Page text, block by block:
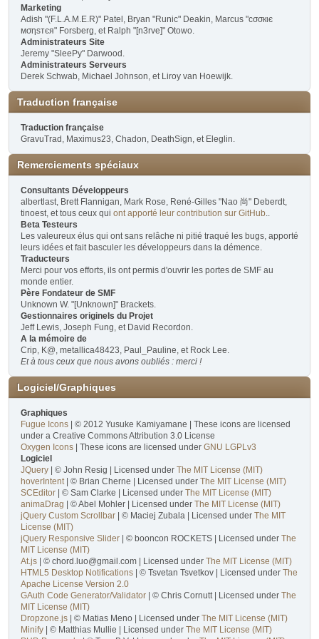
Marketing
Adish "(F.L.A.M.E.R)" Patel, Bryan "Runic" Deakin, Marcus "cσσкιє
мσηѕтєя" Forsberg, et Ralph "[n3rve]" Otowo.
Administrateurs Site
Jeremy "SleePy" Darwood.
Administrateurs Serveurs
Derek Schwab, Michael Johnson, et Liroy van Hoewijk.
Traduction française
Traduction française
GravuTrad, Maximus23, Chadon, DeathSign, et Eleglin.
Remerciements spéciaux
Consultants Développeurs
albertlast, Brett Flannigan, Mark Rose, René-Gilles "Nao 尚" Deberdt,
tinoest, et tous ceux qui ont apporté leur contribution sur GitHub..
Beta Testeurs
Les valeureux élus qui ont sans relâche ni pitié traqué les bugs, apporté
leurs idées et fait basculer les développeurs dans la démence.
Traducteurs
Merci pour vos efforts, ils ont permis d'ouvrir les portes de SMF au
monde entier.
Père Fondateur de SMF
Unknown W. "[Unknown]" Brackets.
Gestionnaires originels du Projet
Jeff Lewis, Joseph Fung, et David Recordon.
A la mémoire de
Crip, K@, metallica48423, Paul_Pauline, et Rock Lee.
Et à tous ceux que nous avons oubliés : merci !
Logiciel/Graphiques
Graphiques
Fugue Icons | © 2012 Yusuke Kamiyamane | These icons are licensed
under a Creative Commons Attribution 3.0 License
Oxygen Icons | These icons are licensed under GNU LGPLv3
Logiciel
JQuery | © John Resig | Licensed under The MIT License (MIT)
hoverIntent| © Brian Cherne | Licensed under The MIT License (MIT)
SCEditor | © Sam Clarke | Licensed under The MIT License (MIT)
animaDrag | © Abel Mohler | Licensed under The MIT License (MIT)
jQuery Custom Scrollbar | © Maciej Zubala | Licensed under The MIT
License (MIT)
jQuery Responsive Slider | © booncon ROCKETS | Licensed under The
MIT License (MIT)
At.js | © chord.luo@gmail.com | Licensed under The MIT License (MIT)
HTML5 Desktop Notifications | © Tsvetan Tsvetkov | Licensed under The
Apache License Version 2.0
GAuth Code Generator/Validator | © Chris Cornutt | Licensed under The
MIT License (MIT)
Dropzone.js | © Matias Meno | Licensed under The MIT License (MIT)
Minify | © Matthias Mullie | Licensed under The MIT License (MIT)